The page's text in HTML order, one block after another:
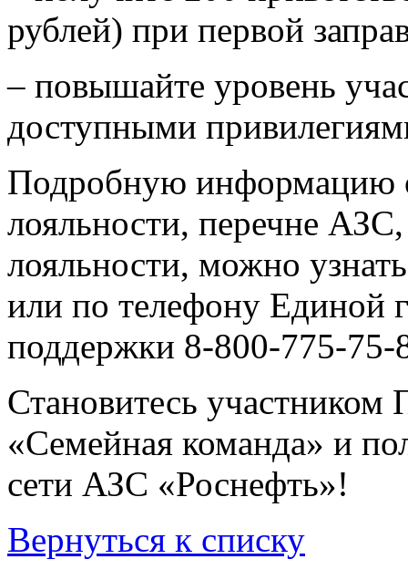
рублей) при первой
– повышайте уровень
доступными
Подробную информацию
лояльности, перечне
лояльности, можно
или по телефону Единой
поддержки 8-800-775-75-
Становитесь
«Семейная команда» и
сети АЗС «Роснефть»!
Вернуться к списку